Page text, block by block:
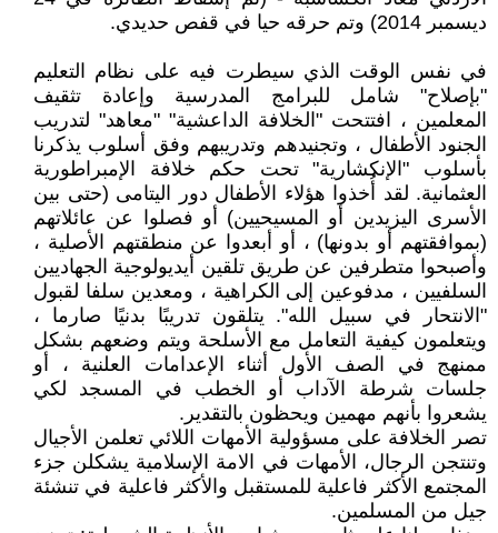
ديسمبر 2014) وتم حرقه حيا في قفص حديدي.
في نفس الوقت الذي سيطرت فيه على نظام التعليم
"بإصلاح" شامل للبرامج المدرسية وإعادة تثقيف
المعلمين ، افتتحت "الخلافة الداعشية" "معاهد" لتدريب
الجنود الأطفال ، وتجنيدهم وتدريبهم وفق أسلوب يذكرنا
بأسلوب "الإنكشارية" تحت حكم خلافة الإمبراطورية
العثمانية. لقد أُخذوا هؤلاء الأطفال دور اليتامى (حتى بين
الأسرى اليزيدين أو المسيحيين) أو فصلوا عن عائلاتهم
(بموافقتهم أو بدونها) ، أو أبعدوا عن منطقتهم الأصلية ،
وأصبحوا متطرفين عن طريق تلقين أيديولوجية الجهاديين
السلفيين ، مدفوعين إلى الكراهية ، ومعدين سلفا لقبول
"الانتحار في سبيل الله". يتلقون تدريبًا بدنيًا صارما ،
ويتعلمون كيفية التعامل مع الأسلحة ويتم وضعهم بشكل
ممنهج في الصف الأول أثناء الإعدامات العلنية ، أو
جلسات شرطة الآداب أو الخطب في المسجد لكي
يشعروا بأنهم مهمين ويحظون بالتقدير.
تصر الخلافة على مسؤولية الأمهات اللائي تعلمن الأجيال
وتنتجن الرجال، الأمهات في الامة الإسلامية يشكلن جزء
المجتمع الأكثر فاعلية للمستقبل والأكثر فاعلية في تنشئة
جيل من المسلمين.